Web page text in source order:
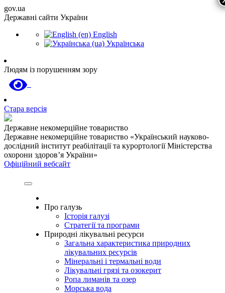
gov.ua
Державні сайти України
English
Українська
Людям із порушенням зору
Стара версія
Державне некомерційне товариство
Державне некомерційне товариство «Український науково-
дослідний інститут реабілітації та курортології Міністерства
охорони здоров’я України»
Офіційний вебсайт
Про галузь
Історія галузі
Стратегії та програми
Природні лікувальні ресурси
Загальна характеристика природних
лікувальних ресурсів
Мінеральні і термальні води
Лікувальні грязі та озокерит
Ропа лиманів та озер
Морська вода